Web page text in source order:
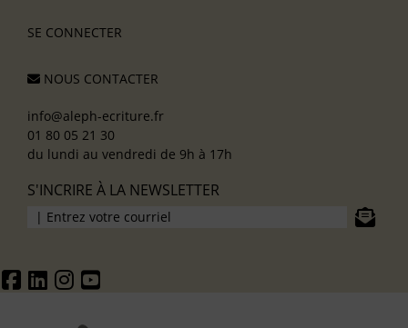
SE CONNECTER
NOUS CONTACTER
info@aleph-ecriture.fr
01 80 05 21 30
du lundi au vendredi de 9h à 17h
S'INCRIRE À LA NEWSLETTER